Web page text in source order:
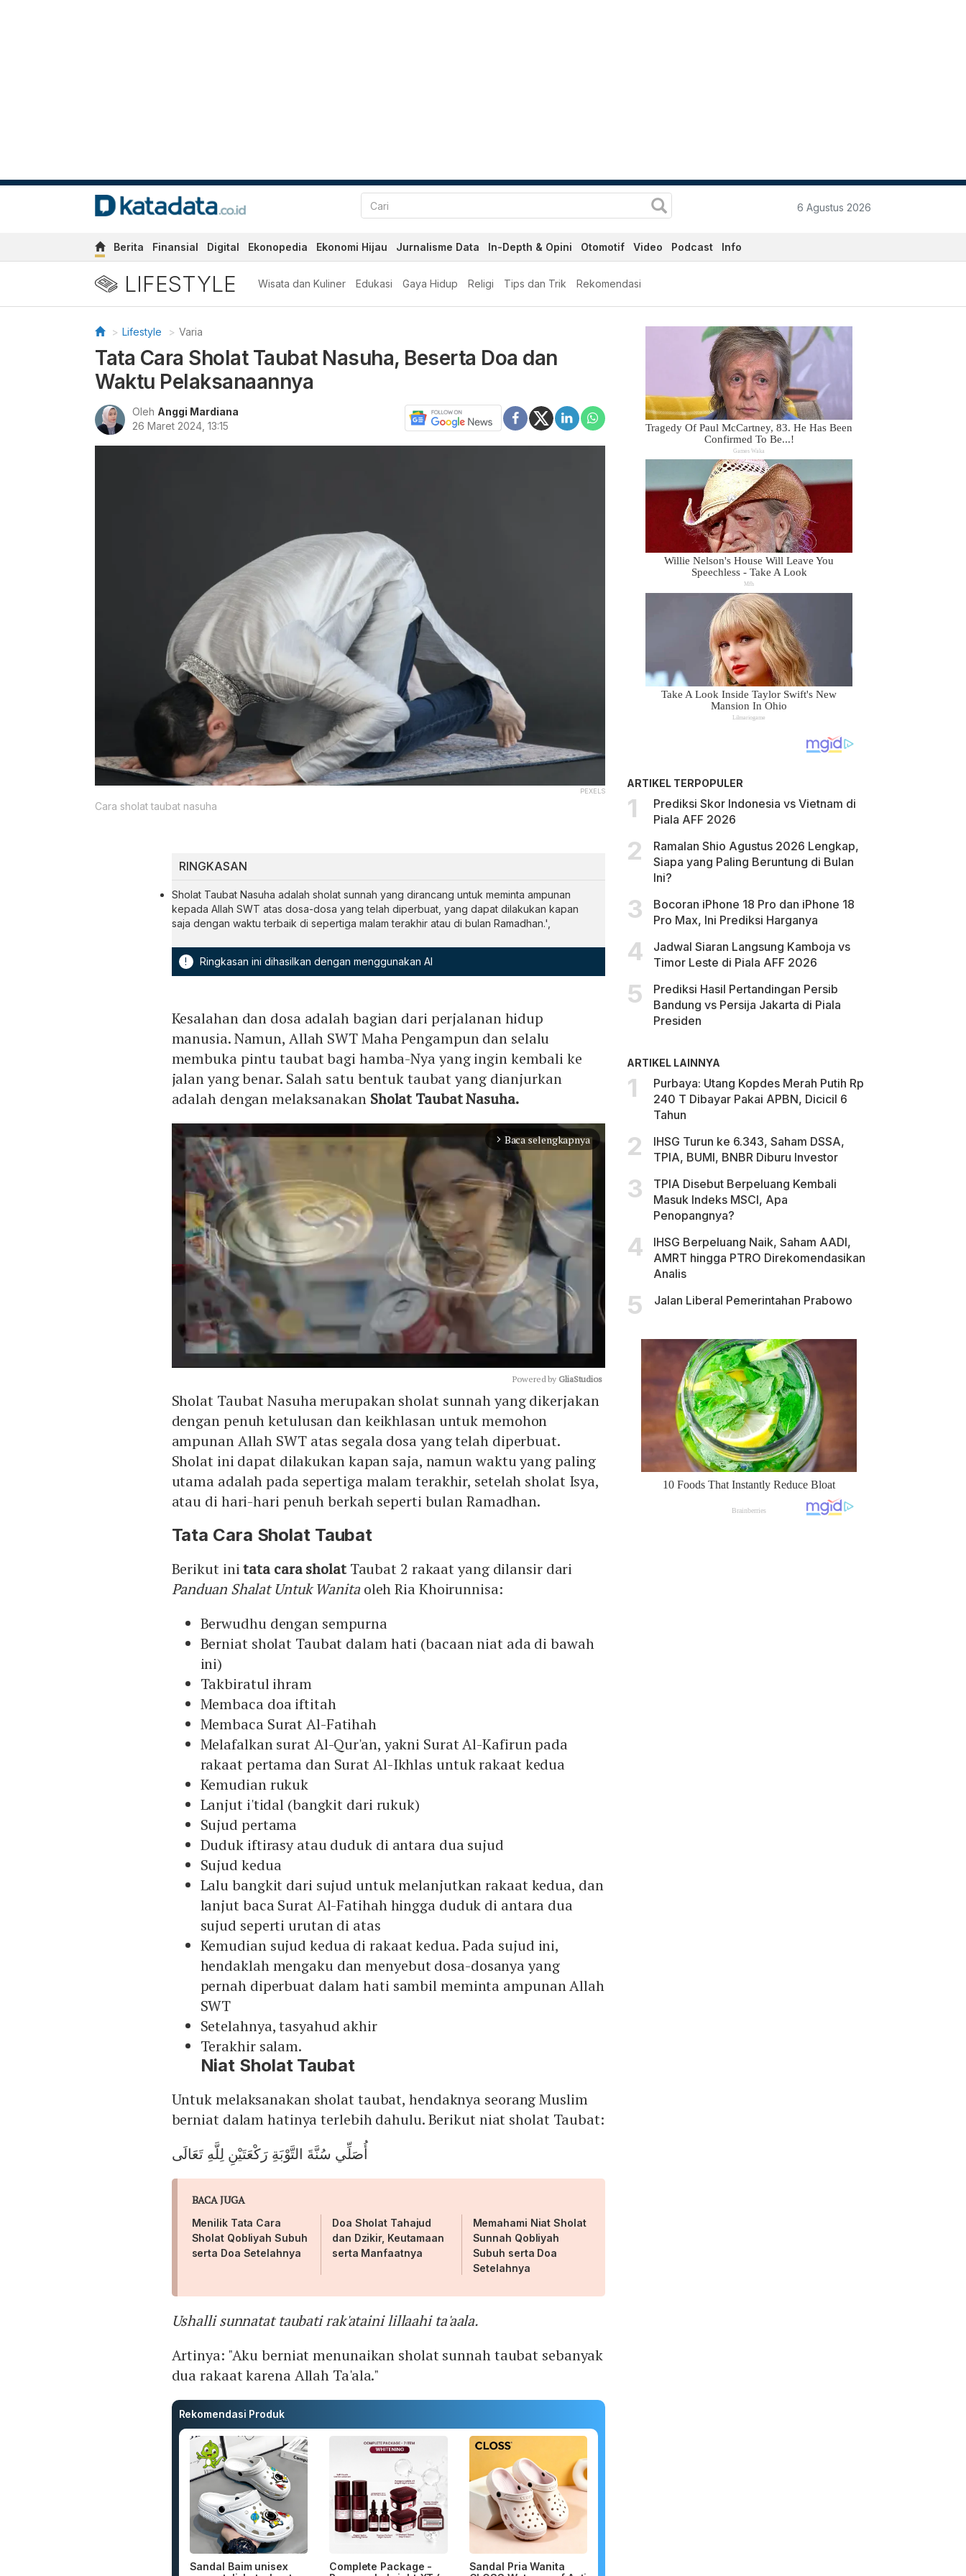
6 Agustus 2026
Berita Finansial Digital Ekonopedia Ekonomi Hijau Jurnalisme Data In-Depth & Opini Otomotif Video Podcast Info
LIFESTYLE Wisata dan Kuliner Edukasi Gaya Hidup Religi Tips dan Trik Rekomendasi
Lifestyle Varia
Tata Cara Sholat Taubat Nasuha, Beserta Doa dan
Waktu Pelaksanaannya
Oleh Anggi Mardiana
26 Maret 2024, 13:15
PEXELS
Cara sholat taubat nasuha
RINGKASAN
Sholat Taubat Nasuha adalah sholat sunnah yang dirancang untuk meminta ampunan
kepada Allah SWT atas dosa-dosa yang telah diperbuat, yang dapat dilakukan kapan
saja dengan waktu terbaik di sepertiga malam terakhir atau di bulan Ramadhan.',
! Ringkasan ini dihasilkan dengan menggunakan AI
Kesalahan dan dosa adalah bagian dari perjalanan hidup
manusia. Namun, Allah SWT Maha Pengampun dan selalu
membuka pintu taubat bagi hamba-Nya yang ingin kembali ke
jalan yang benar. Salah satu bentuk taubat yang dianjurkan
adalah dengan melaksanakanSholat Taubat Nasuha.
arrow_forward_ios Baca selengkapnya
Mute
Powered by GliaStudios
Sholat Taubat Nasuha merupakan sholat sunnah yang dikerjakan
dengan penuh ketulusan dan keikhlasan untuk memohon
ampunan Allah SWT atas segala dosa yang telah diperbuat.
Sholat ini dapat dilakukan kapan saja, namun waktu yang paling
utama adalah pada sepertiga malam terakhir, setelah sholat Isya,
atau di hari-hari penuh berkah seperti bulan Ramadhan.
Tata Cara Sholat Taubat
Berikut initata cara sholatTaubat 2 rakaat yang dilansir dari
Panduan Shalat Untuk Wanitaoleh Ria Khoirunnisa:
Berwudhu dengan sempurna
Berniat sholat Taubat dalam hati (bacaan niat ada di bawah
ini)
Takbiratul ihram
Membaca doa iftitah
Membaca Surat Al-Fatihah
Melafalkan surat Al-Qur'an, yakni Surat Al-Kafirun pada
rakaat pertama dan Surat Al-Ikhlas untuk rakaat kedua
Kemudian rukuk
Lanjut i'tidal (bangkit dari rukuk)
Sujud pertama
Duduk iftirasy atau duduk di antara dua sujud
Sujud kedua
Lalu bangkit dari sujud untuk melanjutkan rakaat kedua, dan
lanjut baca Surat Al-Fatihah hingga duduk di antara dua
sujud seperti urutan di atas
Kemudian sujud kedua di rakaat kedua. Pada sujud ini,
hendaklah mengaku dan menyebut dosa-dosanya yang
pernah diperbuat dalam hati sambil meminta ampunan Allah
SWT
Setelahnya, tasyahud akhir
Terakhir salam.
Niat Sholat Taubat
Untuk melaksanakan sholat taubat, hendaknya seorang Muslim
berniat dalam hatinya terlebih dahulu. Berikut niat sholat Taubat:
أُصَلِّي سُنَّةَ التَّوْبَةِ رَكْعَتَيْنِ لِلَّهِ تَعَالَى
BACA JUGA
Menilik Tata Cara
Sholat Qobliyah Subuh
serta Doa Setelahnya
Doa Sholat Tahajud
dan Dzikir, Keutamaan
serta Manfaatnya
Memahami Niat Sholat
Sunnah Qobliyah
Subuh serta Doa
Setelahnya
Ushalli sunnatat taubati rak'ataini lillaahi ta'aala.
Artinya: "Aku berniat menunaikan sholat sunnah taubat sebanyak
dua rakaat karena Allah Ta'ala."
Rekomendasi Produk
Sandal Baim unisex
Complete Package -
Sandal Pria Wanita
ARTIKEL TERPOPULER
Prediksi Skor Indonesia vs Vietnam di
Piala AFF 2026
Ramalan Shio Agustus 2026 Lengkap,
Siapa yang Paling Beruntung di Bulan
Ini?
Bocoran iPhone 18 Pro dan iPhone 18
Pro Max, Ini Prediksi Harganya
Jadwal Siaran Langsung Kamboja vs
Timor Leste di Piala AFF 2026
Prediksi Hasil Pertandingan Persib
Bandung vs Persija Jakarta di Piala
Presiden
ARTIKEL LAINNYA
Purbaya: Utang Kopdes Merah Putih Rp
240 T Dibayar Pakai APBN, Dicicil 6
Tahun
IHSG Turun ke 6.343, Saham DSSA,
TPIA, BUMI, BNBR Diburu Investor
TPIA Disebut Berpeluang Kembali
Masuk Indeks MSCI, Apa
Penopangnya?
IHSG Berpeluang Naik, Saham AADI,
AMRT hingga PTRO Direkomendasikan
Analis
Jalan Liberal Pemerintahan Prabowo